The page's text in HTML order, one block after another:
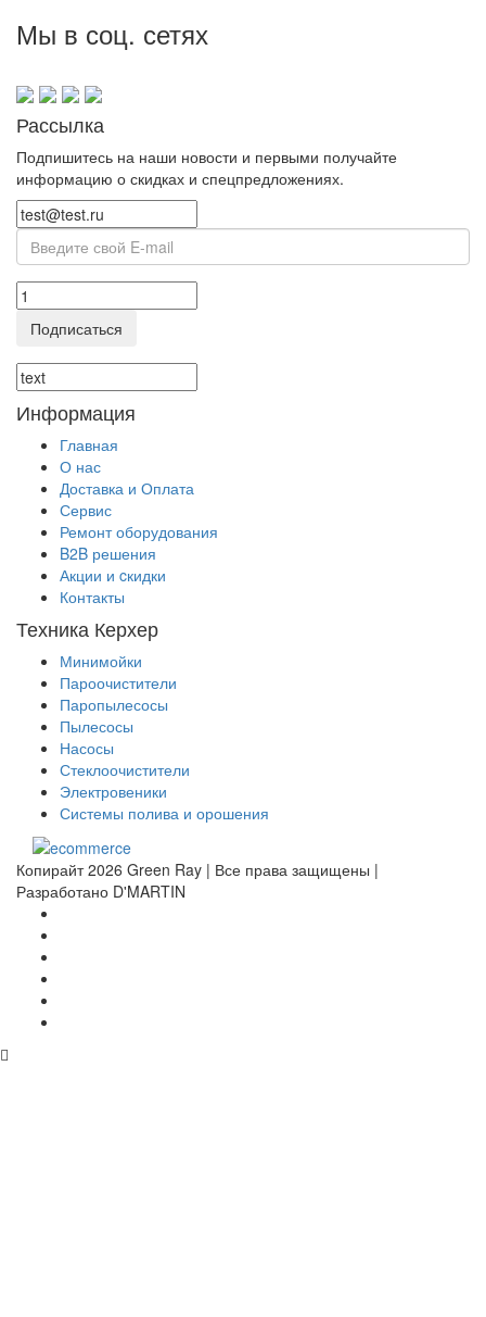
Мы в соц. сетях
Рассылка
Подпишитесь на наши новости и первыми получайте
информацию о скидках и спецпредложениях.
Подписаться
Информация
Главная
О нас
Доставка и Оплата
Сервис
Ремонт оборудования
B2B решения
Акции и cкидки
Контакты
Техника Керхер
Минимойки
Пароочистители
Паропылесосы
Пылесосы
Насосы
Стеклоочистители
Электровеники
Системы полива и орошения
Копирайт 2026 Green Ray | Все права защищены |
Разработано D'MARTIN